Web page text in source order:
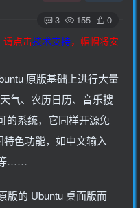
3 155 0
请点击技术支持，帽帽将安
原版基础上进行大量
气、农历日历、音乐搜
的系统，它同样开源免
色功能，如中文输入
等……
版的 Ubuntu 桌面版而